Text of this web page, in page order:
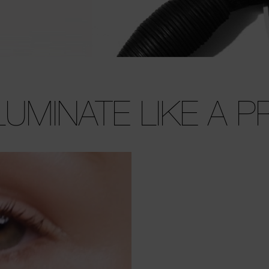
LIKE A